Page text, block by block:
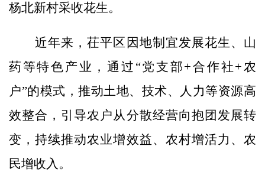
杨北新村采收花生。
近年来，茌平区因地制宜发展花生、山
药等特色产业，通过“党支部+合作社+农
户”的模式，推动土地、技术、人力等资源高
效整合，引导农户从分散经营向抱团发展转
变，持续推动农业增效益、农村增活力、农
民增收入。